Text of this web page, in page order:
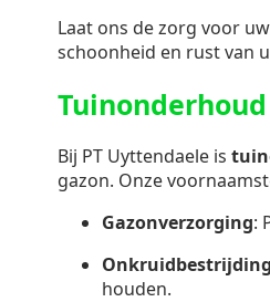
Laat ons de zorg voor
schoonheid en rust van
Bij PT Uyttendaele is
gazon. Onze
Gazonverzorging:
Onkruidbestrijding
houden.